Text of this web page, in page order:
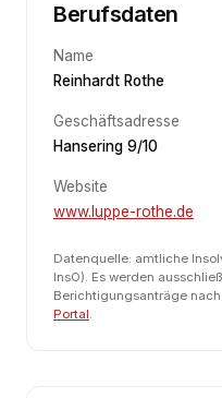
Berufsdaten
Name
Reinhardt Rothe
Geschäftsadresse
Hansering 9/10
Website
www.luppe-rothe.de
Datenquelle: amtliche
InsO). Es werden
Berichtigungsanträge nach
Portal.